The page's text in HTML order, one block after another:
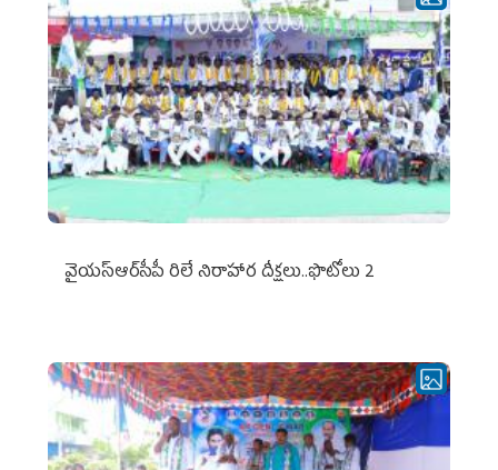
వైయ‌స్ఆర్‌సీపీ రిలే నిరాహార దీక్షలు..ఫొటోలు 2